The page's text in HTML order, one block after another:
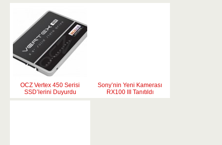
OCZ Vertex 450 Serisi
SSD’lerini Duyurdu
Sony’nin Yeni Kamerası
RX100 III Tanıtıldı